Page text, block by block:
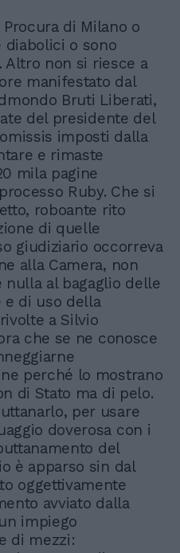
di Milano o
o sono
non si riesce a
manifestato dal
Bruti Liberati,
del presidente del
imposti dalla
e rimaste
mila pagine
Ruby. Che si
roboante rito
di quelle
giudiziario occorreva
alla Camera, non
al bagaglio delle
e di uso della
a Silvio
che se ne conosce
perché lo mostrano
di Stato ma di pelo.
per usare
doverosa con i
del
è apparso sin dal
oggettivamente
avviato dalla
impiego
di mezzi: